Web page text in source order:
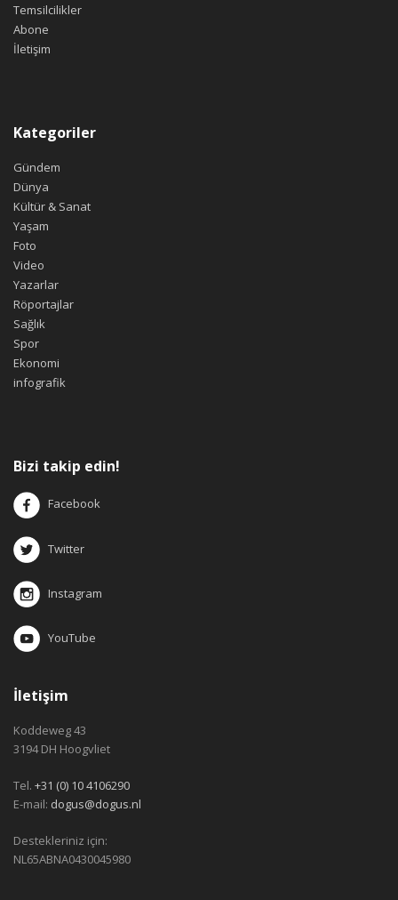
Temsilcilikler
Abone
İletişim
Kategoriler
Gündem
Dünya
Kültür & Sanat
Yaşam
Foto
Video
Yazarlar
Röportajlar
Sağlık
Spor
Ekonomi
infografik
Bizi takip edin!
Facebook
Twitter
Instagram
YouTube
İletişim
Koddeweg 43
3194 DH Hoogvliet
Tel. +31 (0) 10 4106290
E-mail: dogus@dogus.nl
Destekleriniz için:
NL65ABNA0430045980